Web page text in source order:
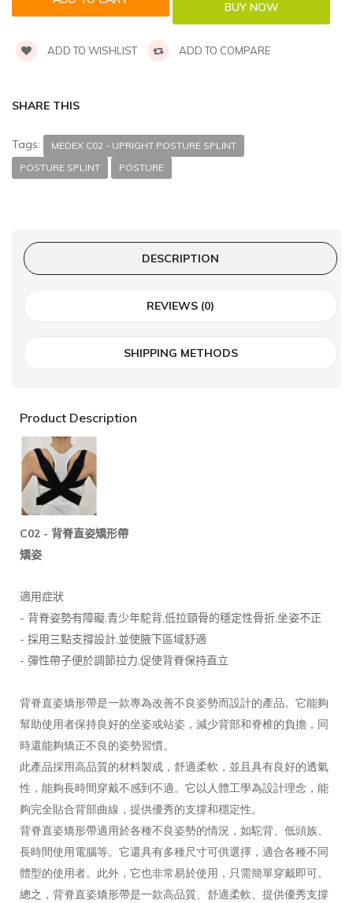
ADD TO WISHLIST ADD TO COMPARE
SHARE THIS
Tags:
MEDEX C02 - UPRIGHT POSTURE SPLINT
POSTURE SPLINT
POSTURE
DESCRIPTION
REVIEWS (0)
SHIPPING METHODS
Product Description
C02 - 背脊直姿矯形帶
矯姿
適用症狀
- 背脊姿勢有障礙,青少年駝背,低拉頸骨的穩定性骨折,坐姿不正
- 採用三點支撐設計,並使腋下區域舒適
- 彈性帶子便於調節拉力,促使背脊保持直立
背脊直姿矯形帶是一款專為改善不良姿勢而設計的產品。它能夠
幫助使用者保持良好的坐姿或站姿，減少背部和脊椎的負擔，同
時還能夠矯正不良的姿勢習慣。
此產品採用高品質的材料製成，舒適柔軟，並且具有良好的透氣
性，能夠長時間穿戴不感到不適。它以人體工學為設計理念，能
夠完全貼合背部曲線，提供優秀的支撐和穩定性。
背脊直姿矯形帶適用於各種不良姿勢的情況，如駝背、低頭族、
長時間使用電腦等。它還具有多種尺寸可供選擇，適合各種不同
體型的使用者。此外，它也非常易於使用，只需簡單穿戴即可。
總之，背脊直姿矯形帶是一款高品質、舒適柔軟、提供優秀支撐